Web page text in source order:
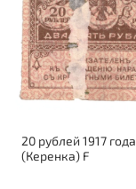
20 рублей 1917 года
(Керенка) F